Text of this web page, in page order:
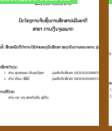
on